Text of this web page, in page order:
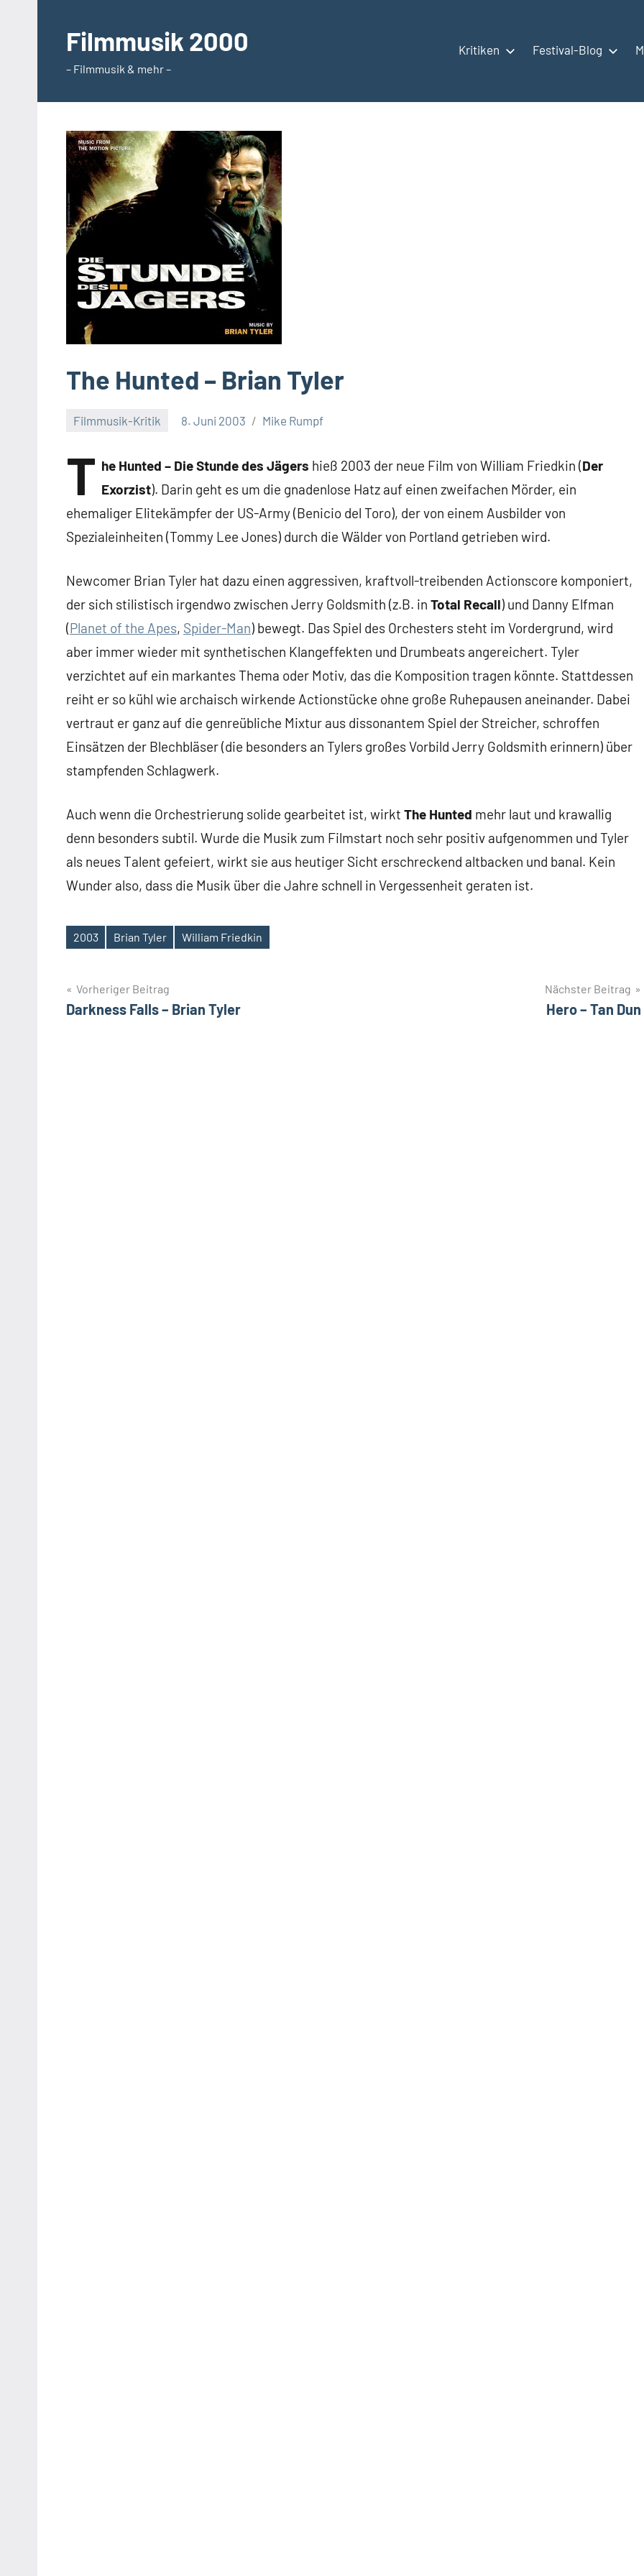
springenFilmmusik 2000
– Filmmusik & mehr –
Kritiken Festival-Blog
The Hunted – Brian Tyler
Filmmusik-Kritik 8. Juni 2003 Mike Rumpf
T he Hunted – Die Stunde des Jägers hieß 2003 der neue Film von William Friedkin (Der
Exorzist). Darin geht es um die gnadenlose Hatz auf einen zweifachen Mörder, ein
ehemaliger Elitekämpfer der US-Army (Benicio del Toro), der von einem Ausbilder von
Spezialeinheiten (Tommy Lee Jones) durch die Wälder von Portland getrieben wird.
Newcomer Brian Tyler hat dazu einen aggressiven, kraftvoll-treibenden Actionscore komponiert,
der sich stilistisch irgendwo zwischen Jerry Goldsmith (z.B. in Total Recall) und Danny Elfman
(Planet of the Apes, Spider-Man) bewegt. Das Spiel des Orchesters steht im Vordergrund, wird
aber immer wieder mit synthetischen Klangeffekten und Drumbeats angereichert. Tyler
verzichtet auf ein markantes Thema oder Motiv, das die Komposition tragen könnte. Stattdessen
reiht er so kühl wie archaisch wirkende Actionstücke ohne große Ruhepausen aneinander. Dabei
vertraut er ganz auf die genreübliche Mixtur aus dissonantem Spiel der Streicher, schroffen
Einsätzen der Blechbläser (die besonders an Tylers großes Vorbild Jerry Goldsmith erinnern) über
stampfenden Schlagwerk.
Auch wenn die Orchestrierung solide gearbeitet ist, wirkt The Hunted mehr laut und krawallig
denn besonders subtil. Wurde die Musik zum Filmstart noch sehr positiv aufgenommen und Tyler
als neues Talent gefeiert, wirkt sie aus heutiger Sicht erschreckend altbacken und banal. Kein
Wunder also, dass die Musik über die Jahre schnell in Vergessenheit geraten ist.
Schlagwörter
2003 Brian Tyler William Friedkin
Beitragsnavigation
Vorheriger Beitrag
Darkness Falls – Brian Tyler
Nächster Beitrag
Hero – Tan Dun